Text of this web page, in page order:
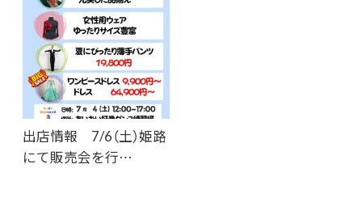
出店情報 7/6（土）姫路
にて販売会を行…